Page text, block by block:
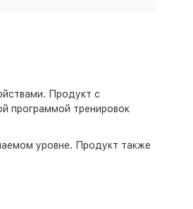
Продукт с
программой тренировок
уровне. Продукт также